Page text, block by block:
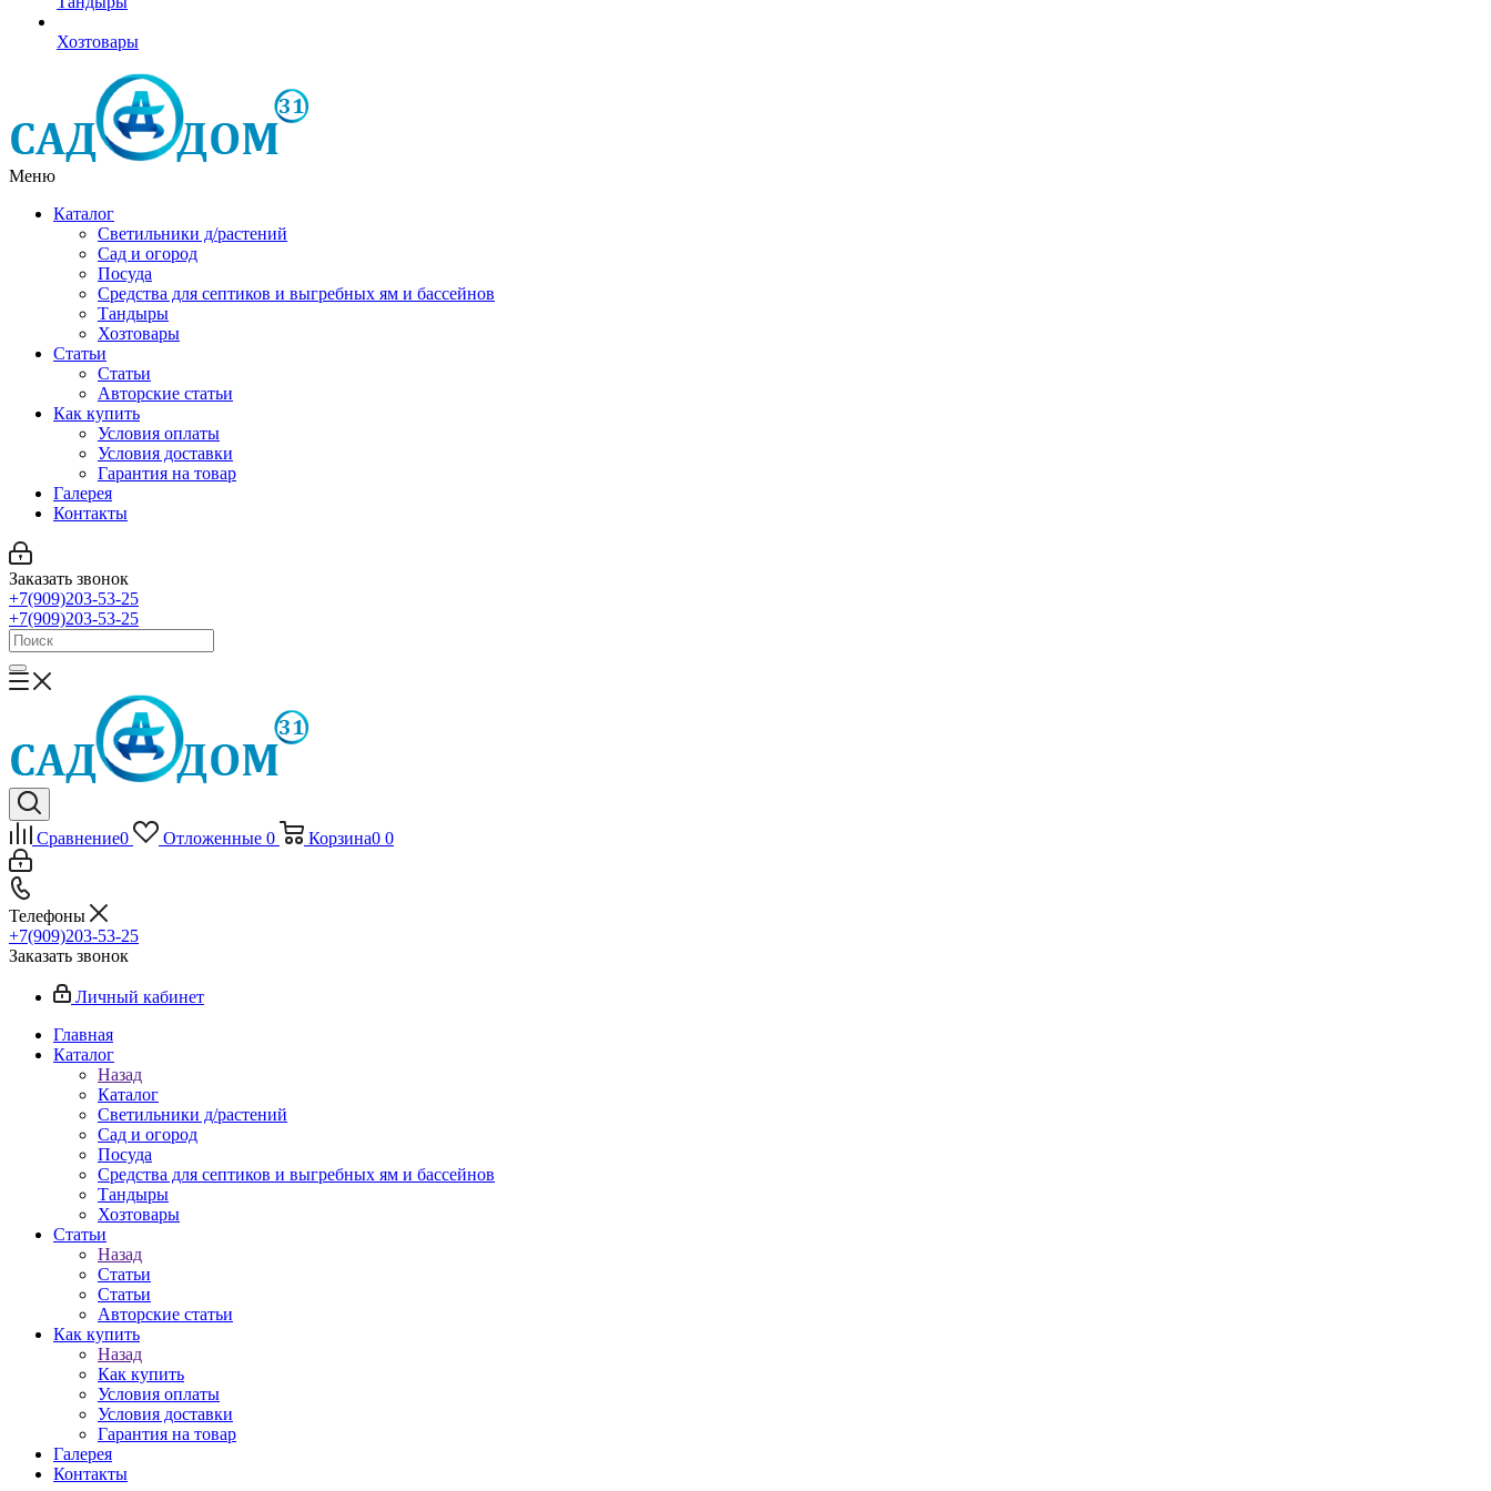
Хозтовары
Меню
Каталог
Светильники д/растений
Сад и огород
Посуда
Средства для септиков и выгребных ям и бассейнов
Тандыры
Хозтовары
Статьи
Статьи
Авторские статьи
Как купить
Условия оплаты
Условия доставки
Гарантия на товар
Галерея
Контакты
Заказать звонок
+7(909)203-53-25
+7(909)203-53-25
Сравнение0 Отложенные 0 Корзина0 0
Телефоны
+7(909)203-53-25
Заказать звонок
Личный кабинет
Главная
Каталог
Назад
Каталог
Светильники д/растений
Сад и огород
Посуда
Средства для септиков и выгребных ям и бассейнов
Тандыры
Хозтовары
Статьи
Назад
Статьи
Статьи
Авторские статьи
Как купить
Назад
Как купить
Условия оплаты
Условия доставки
Гарантия на товар
Галерея
Контакты